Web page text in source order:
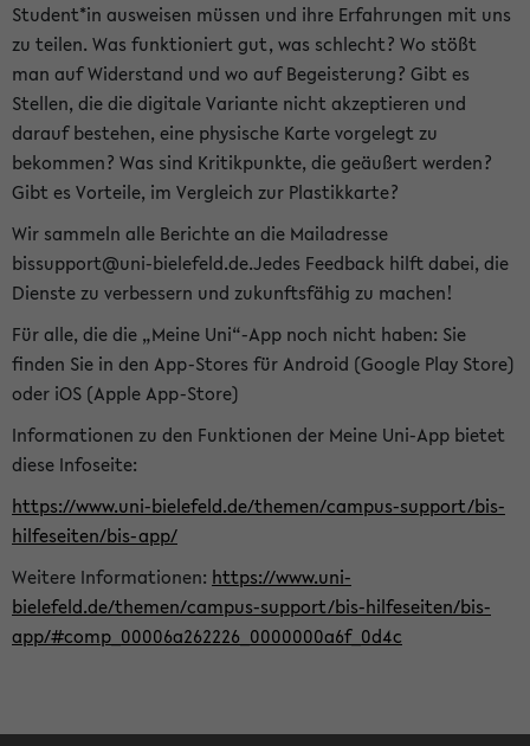
Student*in ausweisen müssen und ihre Erfahrungen mit uns
zu teilen. Was funktioniert gut, was schlecht? Wo stößt
man auf Widerstand und wo auf Begeisterung? Gibt es
Stellen, die die digitale Variante nicht akzeptieren und
darauf bestehen, eine physische Karte vorgelegt zu
bekommen? Was sind Kritikpunkte, die geäußert werden?
Gibt es Vorteile, im Vergleich zur Plastikkarte?
Wir sammeln alle Berichte an die Mailadresse
bissupport@uni-bielefeld.de.Jedes Feedback hilft dabei, die
Dienste zu verbessern und zukunftsfähig zu machen!
Für alle, die die „Meine Uni“-App noch nicht haben: Sie
finden Sie in den App-Stores für Android (Google Play Store)
oder iOS (Apple App-Store)
Informationen zu den Funktionen der Meine Uni-App bietet
diese Infoseite:
https://www.uni-bielefeld.de/themen/campus-support/bis-
hilfeseiten/bis-app/
Weitere Informationen: https://www.uni-
bielefeld.de/themen/campus-support/bis-hilfeseiten/bis-
app/#comp_00006a262226_0000000a6f_0d4c